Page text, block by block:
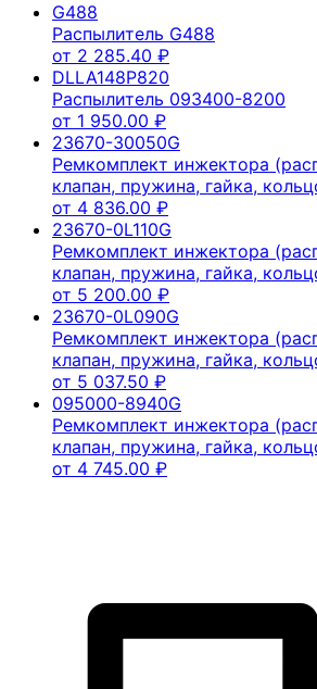
G488
Распылитель G488
от 2 285.40 ₽
DLLA148P820
Распылитель 093400-8200
от 1 950.00 ₽
23670-30050G
Ремкомплект инжектора
клапан, пружина, гайка,
от 4 836.00 ₽
23670-0L110G
Ремкомплект инжектора
клапан, пружина, гайка,
от 5 200.00 ₽
23670-0L090G
Ремкомплект инжектора
клапан, пружина, гайка,
от 5 037.50 ₽
095000-8940G
Ремкомплект инжектора
клапан, пружина, гайка,
от 4 745.00 ₽